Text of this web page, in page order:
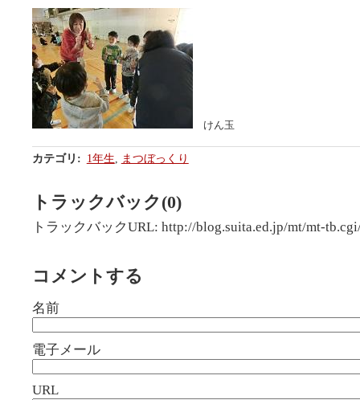
けん玉
カテゴリ : 1年生, まつぼっくり
トラックバック(0)
トラックバックURL: http://blog.suita.ed.jp/mt/mt-
コメントする
名前
電子メール
URL